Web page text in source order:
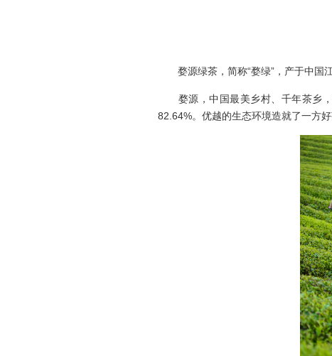
婺源绿茶，简称“婺绿”，产于中国江
婺源，中国最美乡村、千年茶乡，
82.64%。优越的生态环境造就了一方